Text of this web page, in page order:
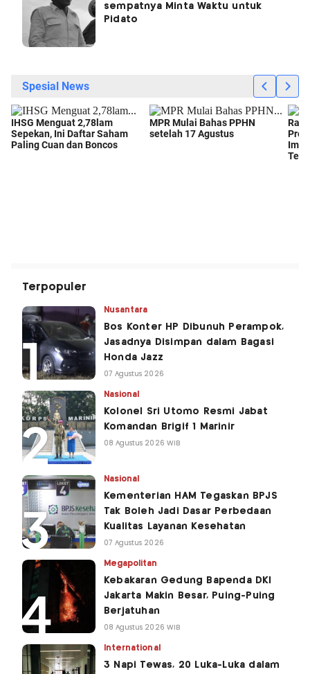
sempatnya Minta Waktu untuk
Pidato
Terpopuler
Nusantara
Bos Konter HP Dibunuh Perampok,
Jasadnya Disimpan dalam Bagasi
Honda Jazz
07 Agustus 2026
Nasional
Kolonel Sri Utomo Resmi Jabat
Komandan Brigif 1 Marinir
08 Agustus 2026 WIB
Nasional
Kementerian HAM Tegaskan BPJS
Tak Boleh Jadi Dasar Perbedaan
Kualitas Layanan Kesehatan
07 Agustus 2026
Megapolitan
Kebakaran Gedung Bapenda DKI
Jakarta Makin Besar, Puing-Puing
Berjatuhan
08 Agustus 2026 WIB
International
3 Napi Tewas, 20 Luka-Luka dalam